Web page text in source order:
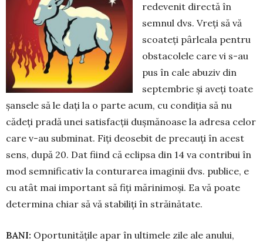
redevenit di­rec­tă în
semnul dvs. Vreți să vă
scoa­teți pârleala pentru
obstacolele care vi s-au
pus în cale abuziv din
sep­tembrie și aveți toate
șansele să le dați la o parte acum, cu condiția să nu
cădeți pradă unei satisfacții duș­mănoase la adresa celor
care v-au subminat. Fiți deosebit de precauţi în acest
sens, după 20. Dat fiind că eclipsa din 14 va contribui în
mod semnificativ la conturarea imaginii dvs. publice, e
cu atât mai impor­tant să fiți mărinimoşi. Ea vă poate
determina chiar să vă stabiliți în străinătate.
BANI: Oportunitățile apar în ultimele zile ale anului,